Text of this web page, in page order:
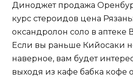
Диноджет продажа
курс стероидов цена
оксандролон соло в аптеке
Если вы раньше Кийосаки
наверное, вам будет
выходя из кафе бабка кофе